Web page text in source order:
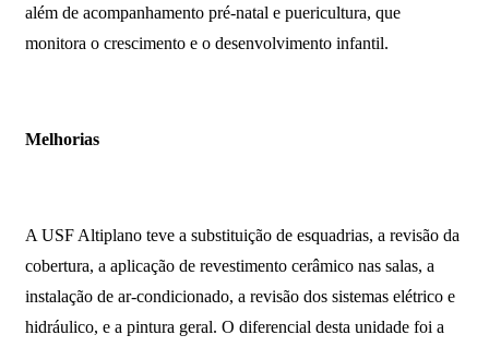
além de acompanhamento pré-natal e puericultura, que
monitora o crescimento e o desenvolvimento infantil.
Melhorias
A USF Altiplano teve a substituição de esquadrias, a revisão da
cobertura, a aplicação de revestimento cerâmico nas salas, a
instalação de ar-condicionado, a revisão dos sistemas elétrico e
hidráulico, e a pintura geral. O diferencial desta unidade foi a